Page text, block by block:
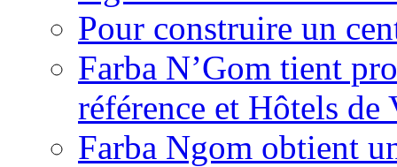
Pour construire un
Farba N’Gom tient
référence et Hôtels
Farba Ngom obtient